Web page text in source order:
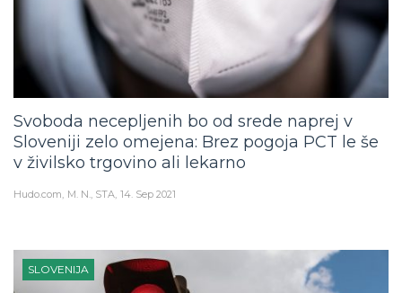
Svoboda necepljenih bo od srede naprej v
Sloveniji zelo omejena: Brez pogoja PCT le še
v živilsko trgovino ali lekarno
Hudo.com M. N., STA 14. Sep 2021
SLOVENIJA